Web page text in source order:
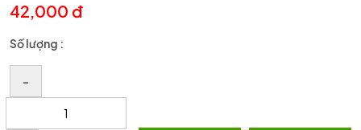
42,000 đ
Số lượng :
–